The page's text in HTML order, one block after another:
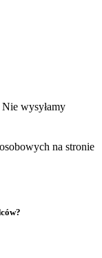
Nie wysyłamy
na stronie